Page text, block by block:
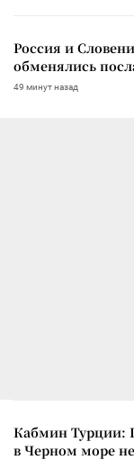
Россия и
обменялись
49 минут назад
Кабмин Турции:
в Черном море